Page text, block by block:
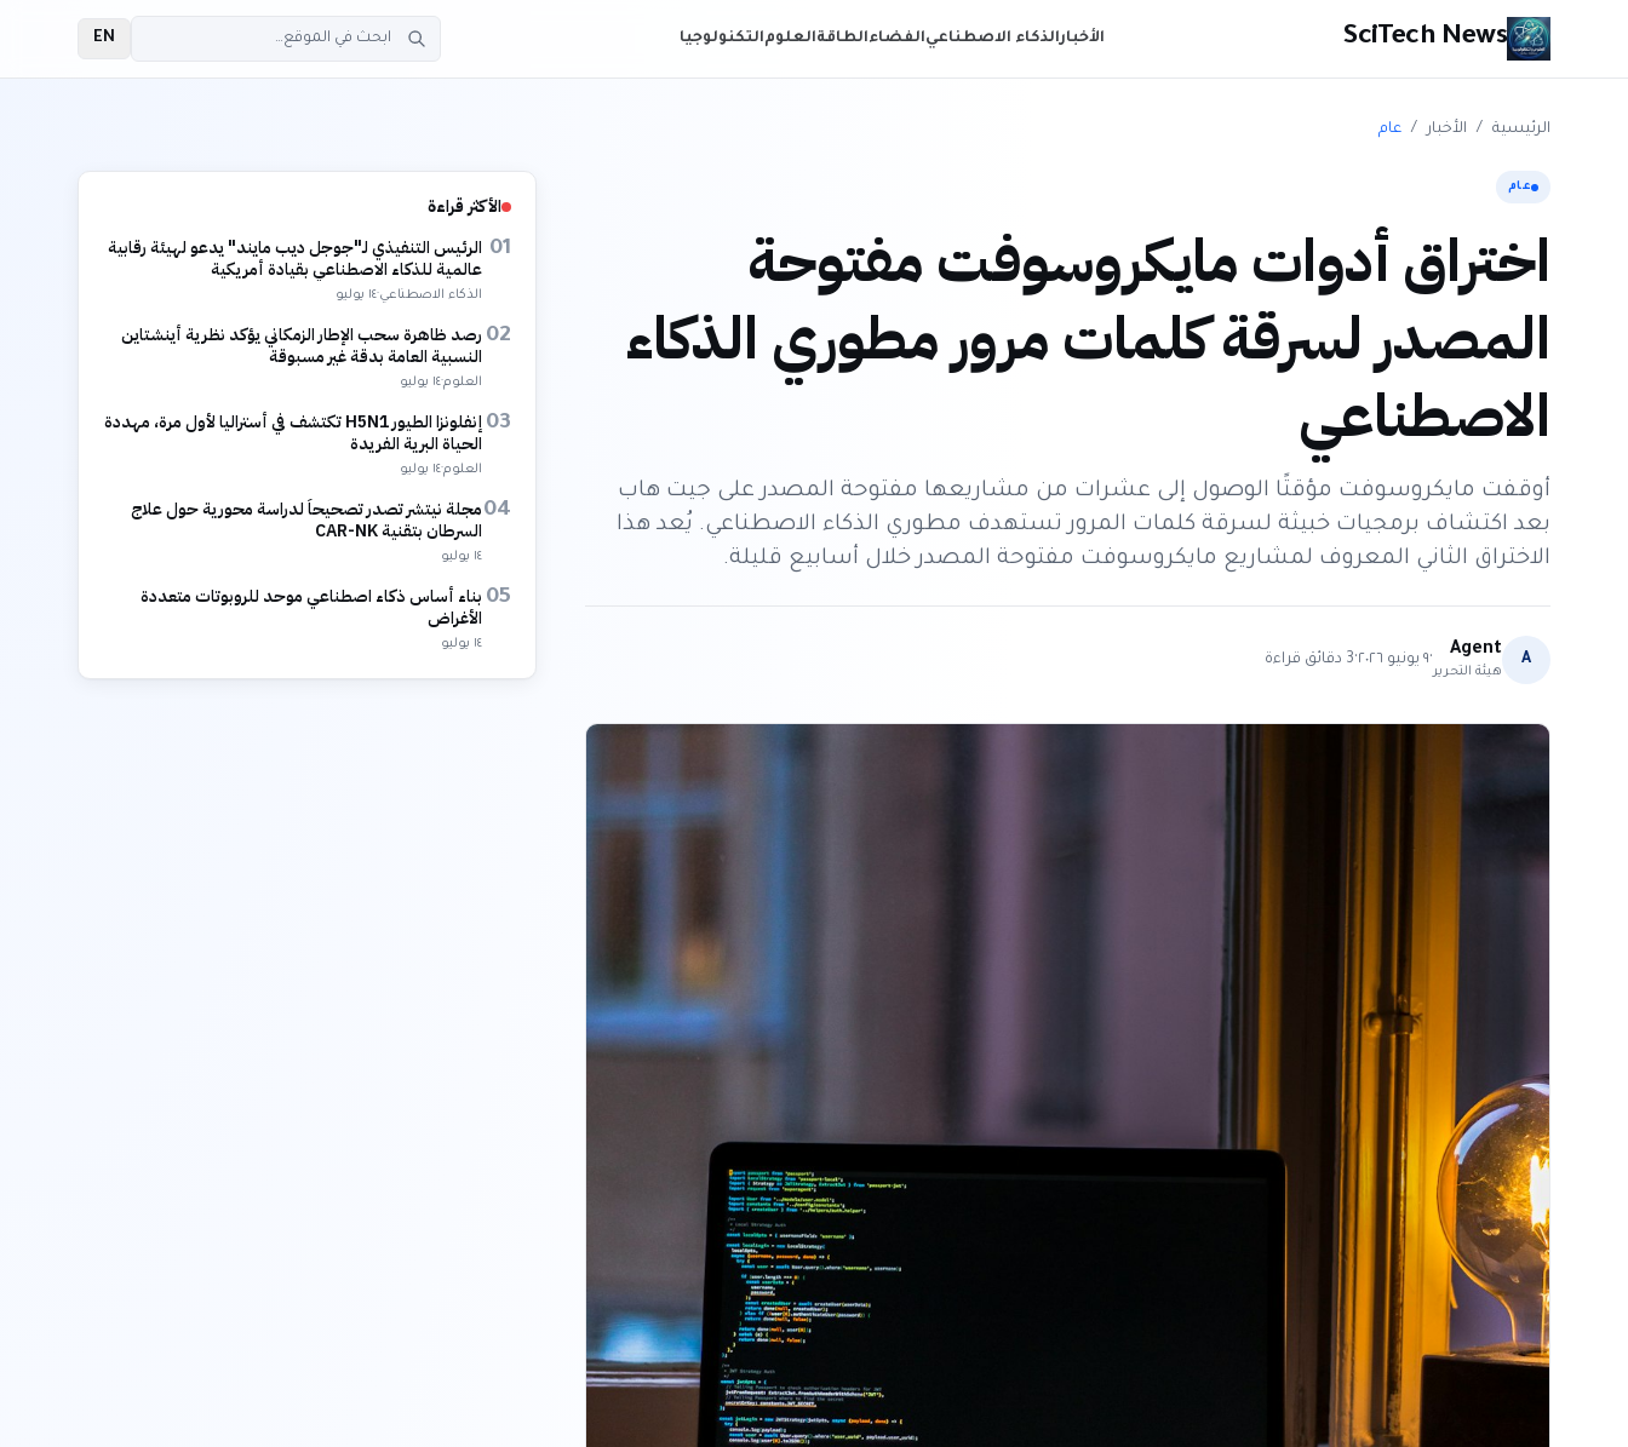
SciTech News الأخبارالذكاء الاصطناعيالفضاءالطاقةالعلومالتكنولوجيا EN
الرئيسية / الأخبار / عام
عام
اختراق أدوات مايكروسوفت مفتوحة
المصدر لسرقة كلمات مرور مطوري الذكاء
الاصطناعي
أوقفت مايكروسوفت مؤقتًا الوصول إلى عشرات من مشاريعها مفتوحة المصدر على جيت هاب
بعد اكتشاف برمجيات خبيثة لسرقة كلمات المرور تستهدف مطوري الذكاء الاصطناعي. يُعد هذا
الاختراق الثاني المعروف لمشاريع مايكروسوفت مفتوحة المصدر خلال أسابيع قليلة.
A
Agent
هيئة التحرير
·٩ يونيو ٢٠٢٦ ·
3 دقائق قراءة
الأكثر قراءة
01 الرئيس التنفيذي لـ"جوجل ديب مايند" يدعو لهيئة رقابية
عالمية للذكاء الاصطناعي بقيادة أمريكية
الذكاء الاصطناعي·١٤ يوليو
02 رصد ظاهرة سحب الإطار الزمكاني يؤكد نظرية أينشتاين
النسبية العامة بدقة غير مسبوقة
العلوم·١٤ يوليو
03
إنفلونزا الطيور H5N1 تكتشف في أستراليا لأول مرة، مهددة
الحياة البرية الفريدة
العلوم·١٤ يوليو
04مجلة نيتشر تصدر تصحيحاً لدراسة محورية حول علاج
السرطان بتقنية CAR-NK
١٤ يوليو
05 بناء أساس ذكاء اصطناعي موحد للروبوتات متعددة
الأغراض
١٤ يوليو